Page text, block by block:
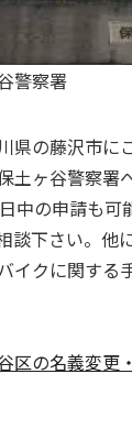
察署
県の藤沢市に
土ヶ谷警察署
中の申請も可
談下さい。他
イクに関する
区の名義変更